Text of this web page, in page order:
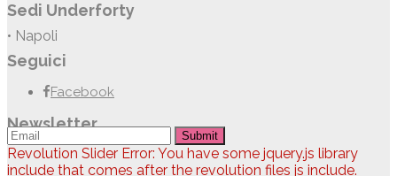
Sedi Underforty
• Napoli
Seguici
Facebook
Newsletter
Submit
Revolution Slider Error: You have some jquery.js library
include that comes after the revolution files js include.